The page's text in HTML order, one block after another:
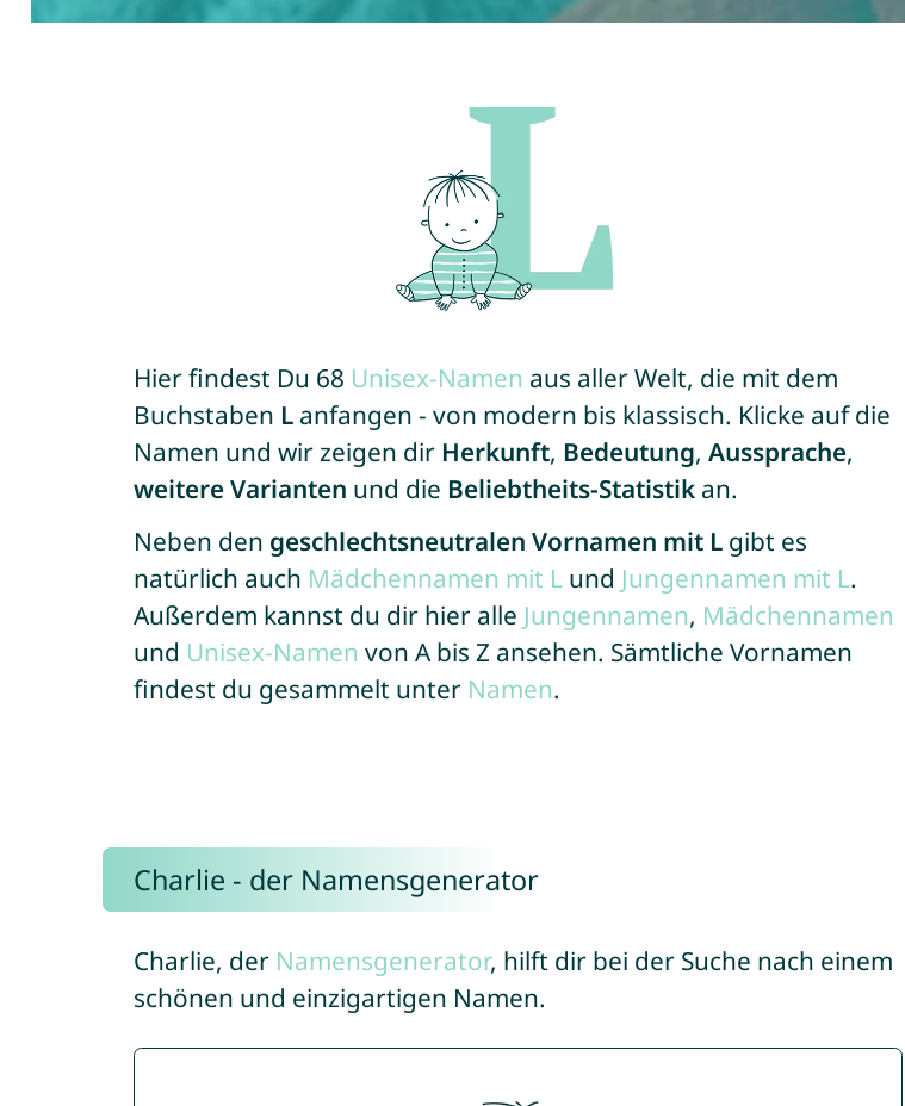
Hier findest Du 68 Unisex-Namen aus aller Welt, die mit dem
Buchstaben Lanfangen - von modern bis klassisch. Klicke auf die
Namen und wir zeigen dir Herkunft, Bedeutung, Aussprache,
weitere Varianten und die Beliebtheits-Statistikan.
Neben den geschlechtsneutralen Vornamen mit Lgibt es
natürlich auch Mädchennamen mit Lund Jungennamen mit L.
Außerdem kannst du dir hier alle Jungennamen, Mädchennamen
und Unisex-Namen von A bis Z ansehen. Sämtliche Vornamen
findest du gesammelt unter Namen.
Charlie - der Namensgenerator
Charlie, der Namensgenerator, hilft dir bei der Suche nach einem
schönen und einzigartigen Namen.